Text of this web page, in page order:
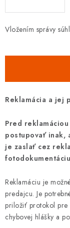
Vložením správy
Reklamácia a jej
Pred
postupovať inak,
je zaslať cez
Reklamáciu je
predajcu. Je
priložiť protokol pre
chybovej hlášky a